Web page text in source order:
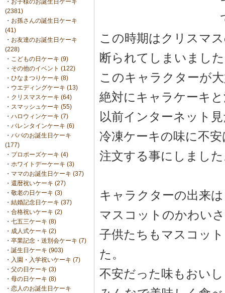
・ お子様のお誕生日ケーキ
(2381)
・ お孫さんの誕生日ケーキ
(41)
・ お友達のお誕生日ケーキ
(228)
・ こどもの日ケーキ (9)
・ その他のイベント (122)
・ ひなまつりケーキ (8)
・ ウエディングケーキ (13)
・ クリスマスケーキ (64)
・ スマッシュケーキ (55)
・ ハロウィンケーキ (7)
・ バレンタインケーキ (6)
・ パパのお誕生日ケーキ
(177)
・ プロポーズケーキ (4)
・ ホワイトデーケーキ (3)
・ ママのお誕生日ケーキ (37)
・ 還暦祝いケーキ (27)
・ 敬老の日ケーキ (3)
・ 結婚記念日ケーキ (37)
・ 合格祝いケーキ (2)
・ 七五三ケーキ (8)
・ 成人式ケーキ (2)
・ 卒業記念・送別会ケーキ (7)
・ 誕生日ケーキ (903)
・ 入園・入学祝いケーキ (7)
・ 父の日ケーキ (3)
・ 母の日ケーキ (8)
・ 恋人のお誕生日ケーキ
この時期はクリスマ
断られてしまいまし
このキャラクターが
絶対にキャラケーキ
以前インターネット
冷凍ケーキの味に不
注文する事にしまし
キャラクターの出来
マスコットのかわい
子供たちもマスコッ
た。
不安だった味もおい